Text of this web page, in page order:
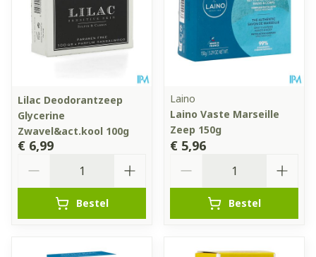
Lilac Deodorantzeep
Glycerine
Zwavel&act.kool 100g
€ 6,99
Bestel
Laino
Laino Vaste Marseille
Zeep 150g
€ 5,96
Bestel